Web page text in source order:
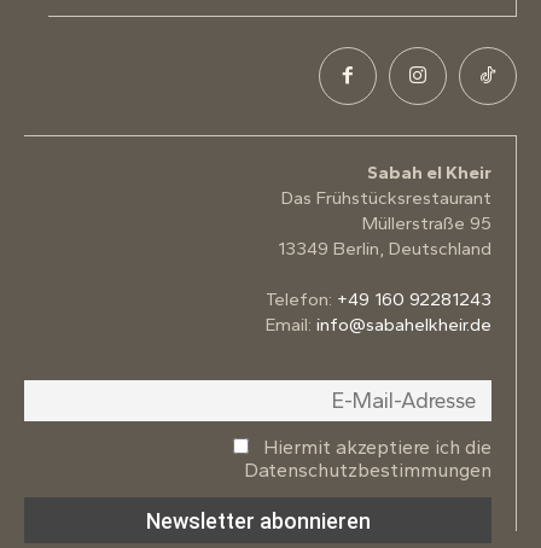
Sabah el Kheir
Das Frühstücksrestaurant
Müllerstraße 95
13349 Berlin, Deutschland
Telefon: +49 160 92281243
Email: info@sabahelkheir.de
Hiermit akzeptiere ich die
Datenschutzbestimmungen